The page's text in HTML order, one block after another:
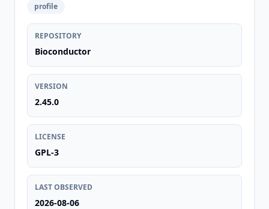
profile
REPOSITORY
Bioconductor
VERSION
2.45.0
LICENSE
GPL-3
LAST OBSERVED
2026-08-06